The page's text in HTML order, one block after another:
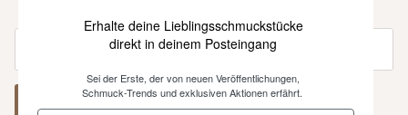
ABONNIEREN
Erhalte deine Lieblingsschmuckstücke
direkt in deinem Posteingang
Sei der Erste, der von neuen Veröffentlichungen,
Schmuck-Trends und exklusiven Aktionen erfährt.